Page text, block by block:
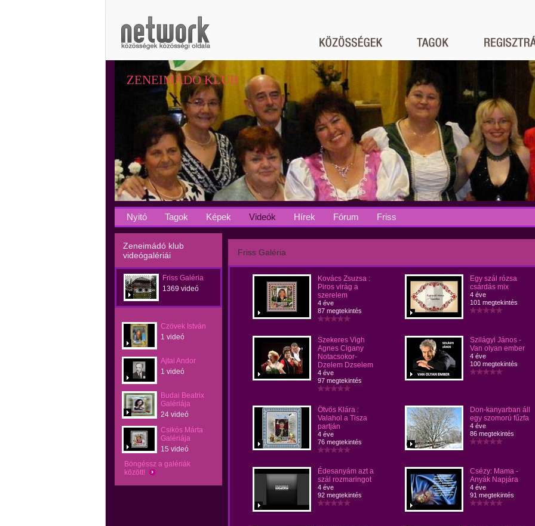
ZENEIMÁDÓ KLUB
Nyitó Tagok Képek Videók Hírek Fórum Friss
Zeneimádó klub
videógalériái
Friss Galéria
1369 videó
Czövek István
1 videó
Ajtai Andor
1 videó
Budai Beatrix
Galériája
24 videó
Csikós Márta
Galériája
15 videó
Böngéssz a galériák
között!
Friss Galéria
Kovács Zsuzsa :
Piros virág a
szerelem
4 éve
87 megtekintés
Egy szál rózsa
csárdás mix
4 éve
101 megtekintés
Szekeres Vigh
Agnes Cigany
Notacsokor-
Dzelem Dzselem
4 éve
97 megtekintés
Szilágyi János -
Van olyan ember
4 éve
100 megtekintés
Ötvös Klára :
Valahol a Tisza
partján
4 éve
76 megtekintés
Don-kanyarban áll
egy szomorú fűzfa
4 éve
86 megtekintés
Édesanyám azt a
szál rozmaringot
4 éve
92 megtekintés
Csézy: Mama -
Anyák Napjára
4 éve
91 megtekintés